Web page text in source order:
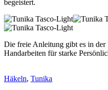
begeistert.
Die freie Anleitung gibt es in der
Handarbeiten für starke
Häkeln, Tunika